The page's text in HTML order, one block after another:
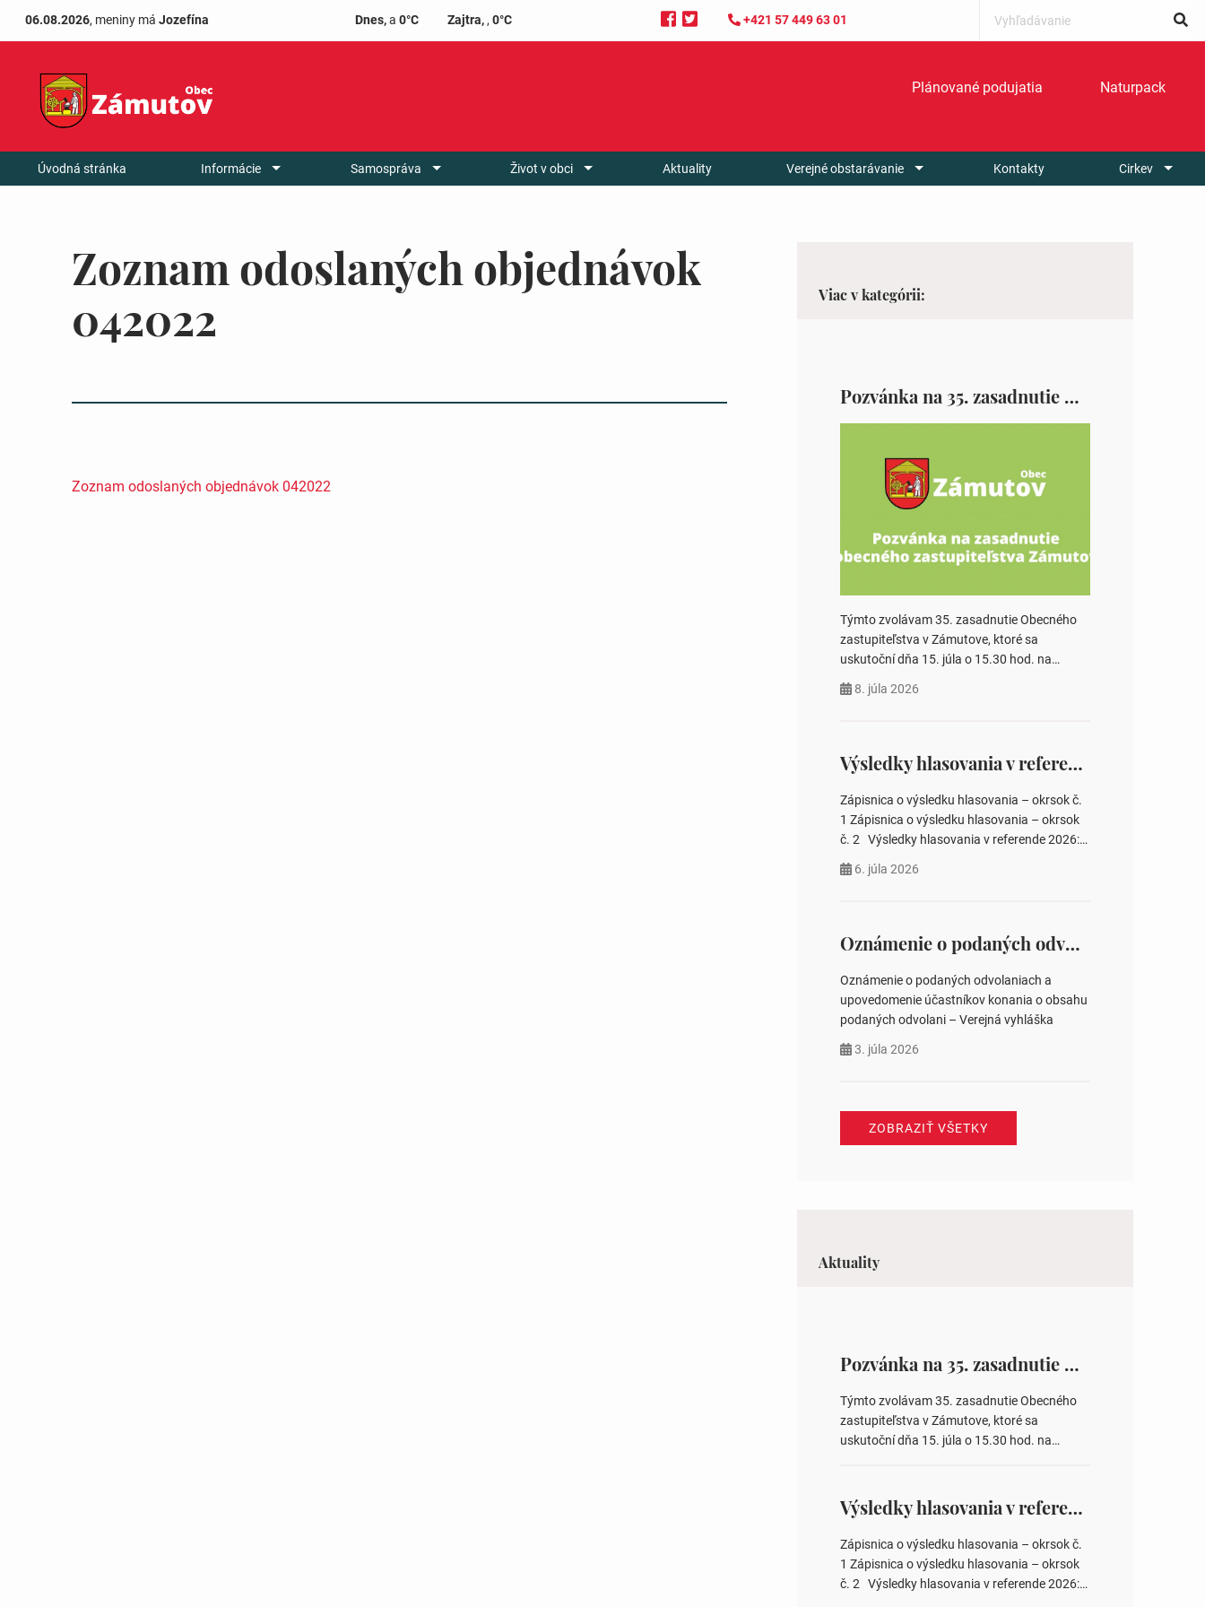
06.08.2026, meniny má Jozefína Dnes, a 0°C Zajtra,,0°C +421 57 449 63 01
Plánované podujatia Naturpack
Úvodná stránka Informácie Samospráva Život v obci Aktuality Verejné obstarávanie Kontakty Cirkev
Zoznam odoslaných objednávok
042022
Zoznam odoslaných objednávok 042022
Viac v kategórii:
Pozvánka na 35. zasadnutie OZ v Zámutove
Týmto zvolávam 35. zasadnutie Obecného
zastupiteľstva v Zámutove, ktoré sa
uskutoční dňa 15. júla o 15.30 hod. na
Schválenie programu rokovania 2.
voľby poslancov obecných zastupiteľstiev,
počtu poslancov obecných zastupiteľstiev v
nich 4. Schválenie odpredaja obecného
pozemku –…
8. júla 2026
Výsledky hlasovania v referende 2026
Zápisnica o výsledku hlasovania – okrsok č.
1 Zápisnica o výsledku hlasovania – okrsok
č. 2 Výsledky hlasovania v referende 2026:
na hlasovaní https://www.volbysr.sk/…
6. júla 2026
Oznámenie o podaných odvolaniach a upovedomenie účastníkov konania o obsahu podaných odvolani – Verejná vyhláška
Oznámenie o podaných odvolaniach a
upovedomenie účastníkov konania o obsahu
podaných odvolani – Verejná vyhláška
3. júla 2026
ZOBRAZIŤ VŠETKY
Aktuality
Pozvánka na 35. zasadnutie OZ v Zámutove
Týmto zvolávam 35. zasadnutie Obecného
zastupiteľstva v Zámutove, ktoré sa
uskutoční dňa 15. júla o 15.30 hod. na
Schválenie návrhovej komisie a overovateľov
zápisnice 3. Určenie volebných obvodov pre
voľby poslancov obecných zastupiteľstiev,
počtu poslancov obecných zastupiteľstiev v
nich 4. Schválenie odpredaja obecného
Výsledky hlasovania v referende 2026
Zápisnica o výsledku hlasovania – okrsok č.
1 Zápisnica o výsledku hlasovania – okrsok
č. 2 Výsledky hlasovania v referende 2026: